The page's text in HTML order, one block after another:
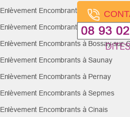
Enlèvement Encombrants à Villedômain
Enlèvement Encombrants à Semblançay
Enlèvement Encombrants à Bossay-sur-
Enlèvement Encombrants à Saunay
Enlèvement Encombrants à Pernay
Enlèvement Encombrants à Sepmes
Enlèvement Encombrants à Cinais